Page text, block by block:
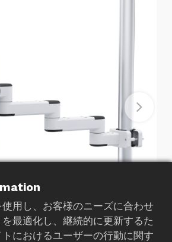
用し、お客様のニーズに合わせ
最適化し、継続的に更新するた
におけるユーザーの行動に関す